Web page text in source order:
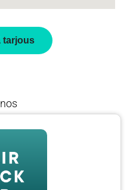
tarjous